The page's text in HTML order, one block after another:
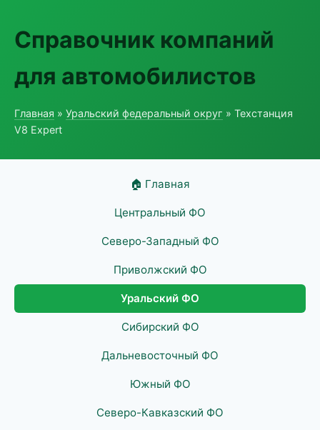
Справочник компаний
для автомобилистов
Главная » Уральский федеральный округ » Техстанция
V8 Expert
🏠 Главная
Центральный ФО
Северо-Западный ФО
Приволжский ФО
Уральский ФО
Сибирский ФО
Дальневосточный ФО
Южный ФО
Северо-Кавказский ФО